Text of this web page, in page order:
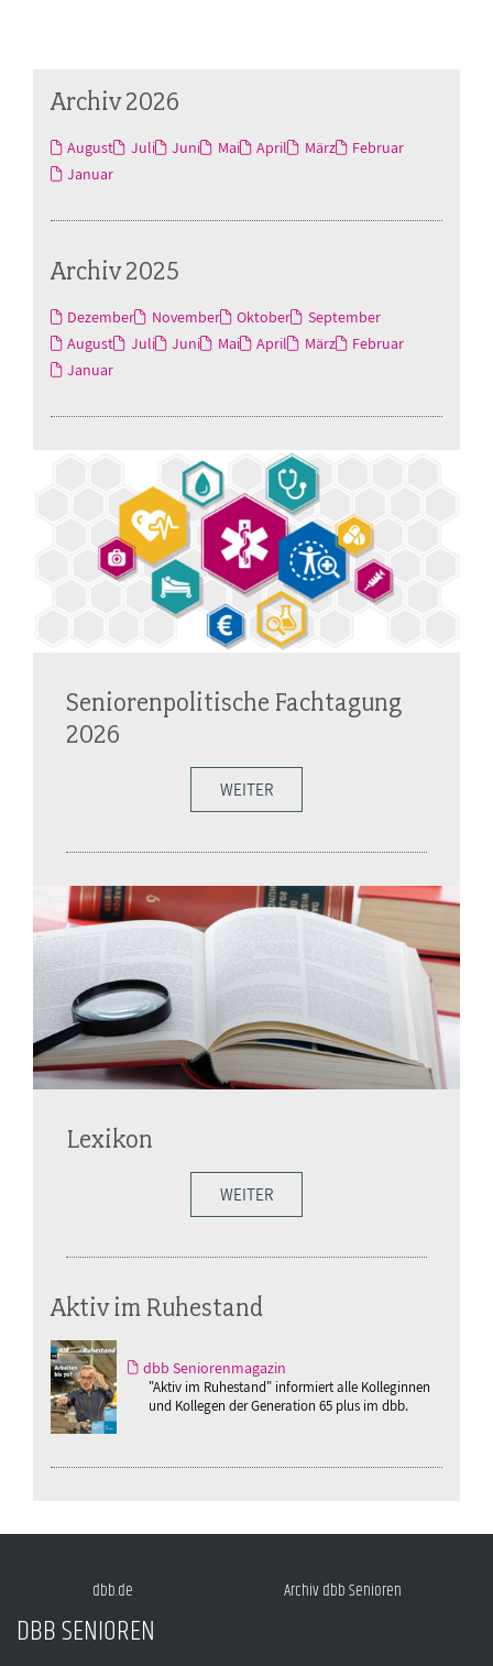
Archiv 2026
August Juli Juni Mai April März
Februar
Januar
Archiv 2025
Dezember November Oktober
September
August
Juli Juni Mai April März
Februar
Januar
Seniorenpolitische Fachtagung
2026
WEITER
Lexikon
WEITER
Aktiv im Ruhestand
dbb Seniorenmagazin
"Aktiv im Ruhestand" informiert alle Kolleginnen
und Kollegen der Generation 65 plus im dbb.
dbb.de Archiv dbb Senioren
DBB SENIOREN